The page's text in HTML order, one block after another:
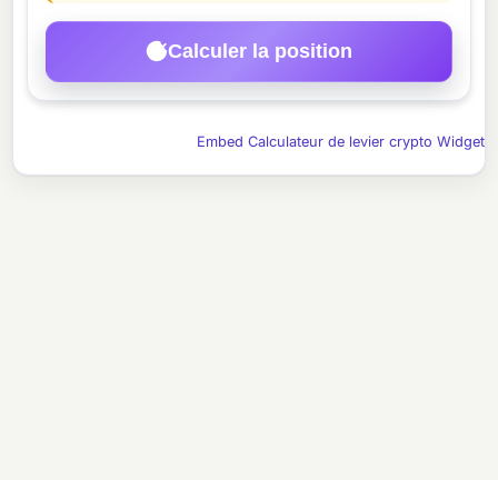
Calculer la position
Embed Calculateur de levier crypto Widget